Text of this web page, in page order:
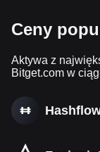
Ceny
Aktywa z
Bitget.com w